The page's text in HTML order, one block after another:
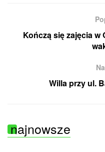
Kończą się zajęcia w
Willa przy ul.
najnowsze